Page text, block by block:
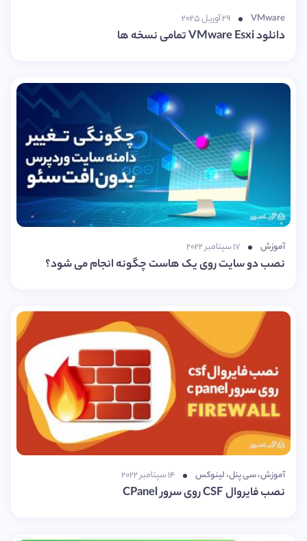
VMware ۲۹ آوریل ۲۰۲۵
دانلود VMware Esxi تمامی نسخه ها
آموزش ۱۷ سپتامبر ۲۰۲۲
نصب دو سایت روی یک هاست چگونه انجام می شود؟
آموزش،سی پنل،لینوکس ۱۴ سپتامبر ۲۰۲۲
نصب فایروال CSF روی سرور CPanel